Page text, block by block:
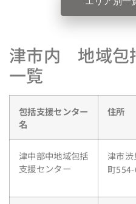
津市内 地域包
一覧
包括支援センター
名
住所
津中部中地域包括
支援センター
津市渋
町